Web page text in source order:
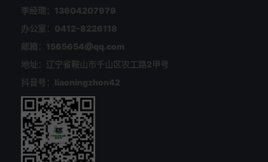
李经理：13604207979
办公室：0412-8226118
邮箱：1565654@qq.com
地址：辽宁省鞍山市千山区农工路2甲号
抖音号：liaoningzhon42